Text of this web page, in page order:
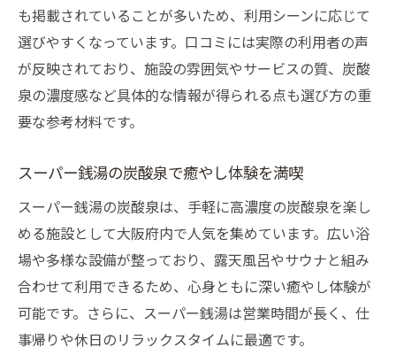
も掲載されていることが多いため、利用シーンに応じて
選びやすくなっています。口コミには実際の利用者の声
が反映されており、施設の雰囲気やサービスの質、炭酸
泉の濃度感など具体的な情報が得られる点も選び方の重
要な参考材料です。
スーパー銭湯の炭酸泉で癒やし体験を満喫
スーパー銭湯の炭酸泉は、手軽に高濃度の炭酸泉を楽し
める施設として大阪府内で人気を集めています。広い浴
場や多様な設備が整っており、露天風呂やサウナと組み
合わせて利用できるため、心身ともに深い癒やし体験が
可能です。さらに、スーパー銭湯は営業時間が長く、仕
事帰りや休日のリラックスタイムに最適です。